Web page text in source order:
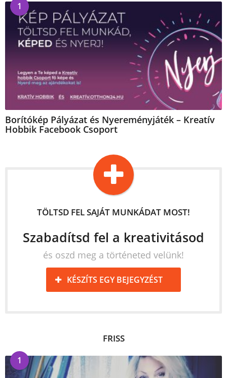
1
Borítókép Pályázat és Nyereményjáték – Kreatív
Hobbik Facebook Csoport
TÖLTSD FEL SAJÁT MUNKÁDAT MOST!
Szabadítsd fel a kreativitásod
és oszd meg a történeted velünk!
KÉSZÍTS EGY BEJEGYZÉST
FRISS
1